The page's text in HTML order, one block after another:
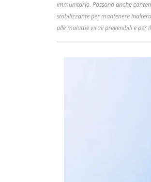
immunitario. Possono anche
stabilizzante per mantenere
alle malattie virali prevenibili e per